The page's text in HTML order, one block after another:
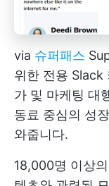
via 슈퍼패스
위한 전용 Slack
가 및 마케팅 대
동료 중심의 성
와줍니다.
18,000명 이상